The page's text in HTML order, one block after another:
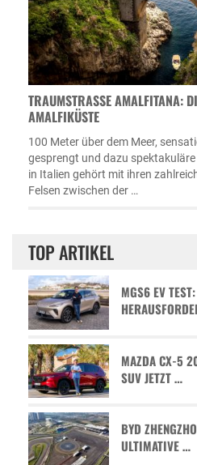
TRAUMSTRASSE AMALFITANA:
MALFIKÜSTE
100 Meter über dem Meer,
gesprengt und dazu
in Italien gehört mit ihren
Felsen zwischen der …
TOP ARTIKEL
MGS6 EV
MAZDA CX-5
SUV JETZT …
BYD
ULTIMATIVE …